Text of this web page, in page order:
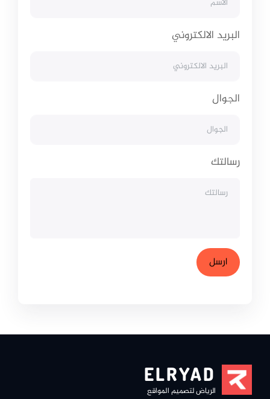
البريد الالكتروني
الجوال
رسالتك
ELRYAD
الرياض لتصميم المواقع